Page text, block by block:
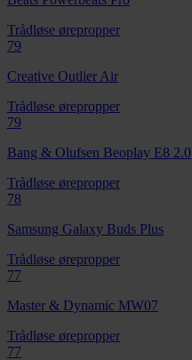
Trådløse ørepropper
79
Creative Outlier Air
Trådløse ørepropper
79
Bang & Olufsen Beoplay E8 2.0
Trådløse ørepropper
78
Samsung Galaxy Buds Plus
Trådløse ørepropper
77
Master & Dynamic MW07
Trådløse ørepropper
77